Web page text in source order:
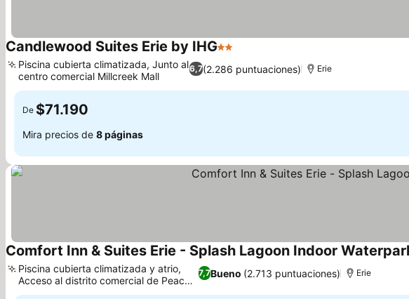
Candlewood Suites Erie by IHG2 Estrellas
6,7(2.286 puntuaciones)
Piscina cubierta climatizada, Junto al
centro comercial Millcreek Mall
Erie
De $71.190
Mira precios de 8 páginas
Comfort Inn & Suites Erie - Splash Lagoon Indoor
7,7Bueno (2.713 puntuaciones)
Piscina cubierta climatizada y atrio,
Acceso al distrito comercial de Peach
Street
Erie